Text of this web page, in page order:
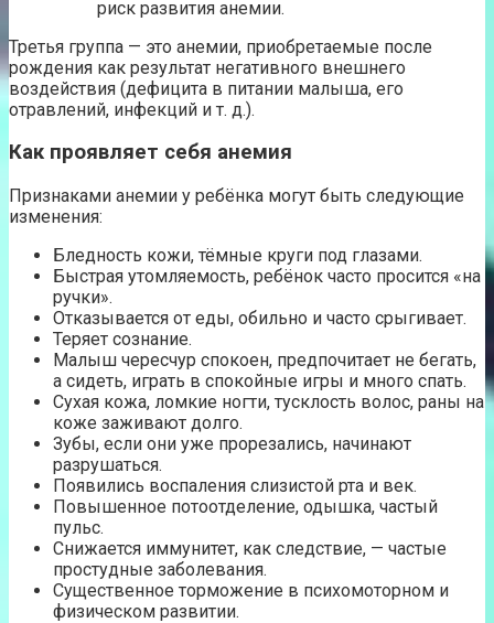
риск развития анемии.
Третья группа — это анемии, приобретаемые после
рождения как результат негативного внешнего
воздействия (дефицита в питании малыша, его
отравлений, инфекций и т. д.).
Как проявляет себя анемия
Признаками анемии у ребёнка могут быть следующие
изменения:
Бледность кожи, тёмные круги под глазами.
Быстрая утомляемость, ребёнок часто просится «на
ручки».
Отказывается от еды, обильно и часто срыгивает.
Теряет сознание.
Малыш чересчур спокоен, предпочитает не бегать,
а сидеть, играть в спокойные игры и много спать.
Сухая кожа, ломкие ногти, тусклость волос, раны на
коже заживают долго.
Зубы, если они уже прорезались, начинают
разрушаться.
Появились воспаления слизистой рта и век.
Повышенное потоотделение, одышка, частый
пульс.
Снижается иммунитет, как следствие, — частые
простудные заболевания.
Существенное торможение в психомоторном и
физическом развитии.